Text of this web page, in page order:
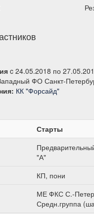
c 24.05.2018 по
ФО Санкт-
КК "Форсайд"
Старты
"А"
КП, пони
МЕ ФКС С.-
Средн.группа